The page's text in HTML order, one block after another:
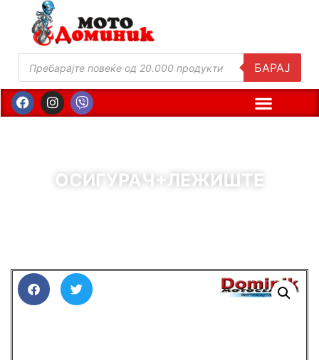
БАРАЈ
ОСИГУРАЧ+ЛЕЖИШТЕ